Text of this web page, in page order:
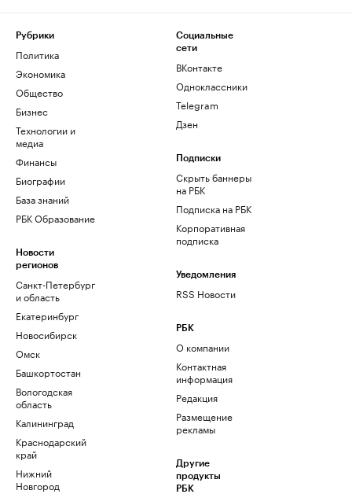
Рубрики
Политика
Экономика
Общество
Бизнес
Технологии и
медиа
Финансы
Биографии
База знаний
РБК Образование
Новости
регионов
Санкт-Петербург
и область
Екатеринбург
Новосибирск
Омск
Башкортостан
Вологодская
область
Калининград
Краснодарский
край
Нижний
Новгород
Социальные
сети
ВКонтакте
Одноклассники
Telegram
Дзен
Подписки
Скрыть баннеры
на РБК
Подписка на РБК
Корпоративная
подписка
Уведомления
RSS Новости
РБК
О компании
Контактная
информация
Редакция
Размещение
рекламы
Другие
продукты
РБК